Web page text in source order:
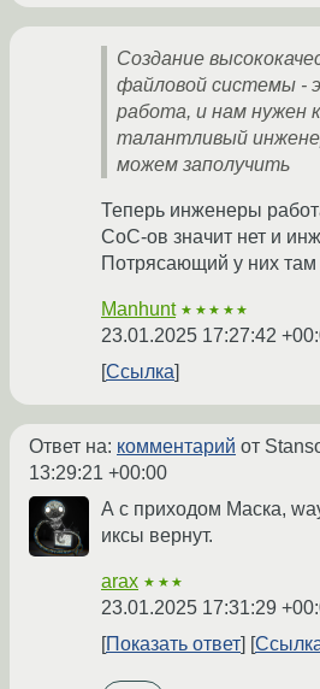
Создание
файловой системы -
работа, и нам нужен
талантливый
можем заполучить
Теперь инженеры
CoC-ов значит нет и
Потрясающий у них там
Manhunt ★★★★★
23.01.2025 17:27:42
Ссылка
Ответ на: комментарий от
13:29:21 +00:00
А с приходом Маска,
иксы вернут.
arax ★★★
23.01.2025 17:31:29
Показать ответ